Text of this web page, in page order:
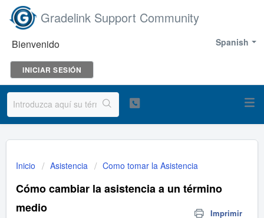
Gradelink Support Community
Spanish
Bienvenido
INICIAR SESIÓN
Inicio Asistencia Como tomar la Asistencia
Cómo cambiar la asistencia a un término
medio
Imprimir